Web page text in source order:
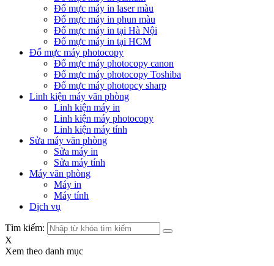
Đổ mực máy in laser màu
Đổ mực máy in phun màu
Đổ mực máy in tại Hà Nội
Đổ mực máy in tại HCM
Đổ mực máy photocopy
Đổ mực máy photocopy canon
Đổ mực máy photocopy Toshiba
Đổ mực máy photopcy sharp
Linh kiện máy văn phòng
Linh kiện máy in
Linh kiện máy photocopy
Linh kiện máy tính
Sửa máy văn phòng
Sửa máy in
Sửa máy tính
Máy văn phòng
Máy in
Máy tính
Dịch vụ
Tìm kiếm:
X
Xem theo danh mục